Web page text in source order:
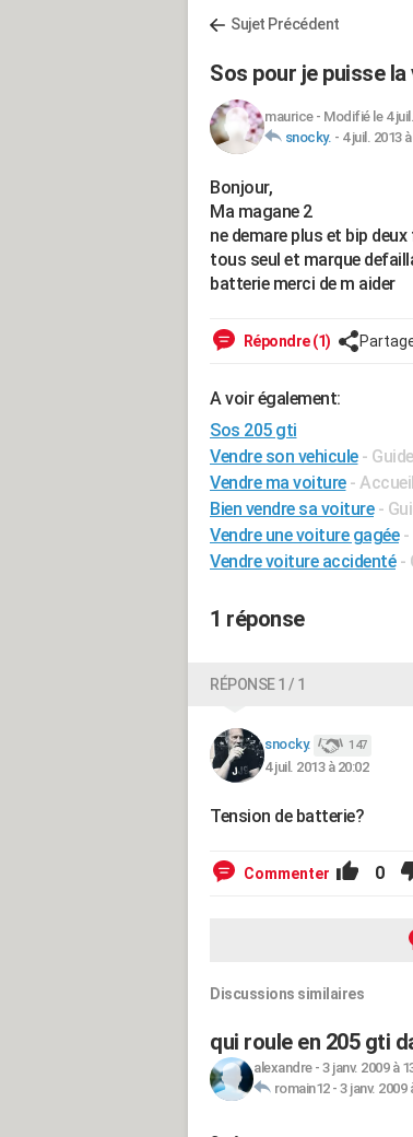
Sujet Précédent
Sos pour je puisse la
maurice- Modifié le 4
snocky. - 4 juil. 2013
Bonjour,
Ma magane 2
ne demare plus et bip
tous seul et marque
batterie merci de m aider
Répondre (1)
A voir également:
Sos 205 gti
Vendre son vehicule - Guide
Vendre ma voiture -
Bien vendre sa voiture -
Vendre une voiture gagée -
Vendre voiture accidenté -
1 réponse
RÉPONSE 1 / 1
snocky. 147
4 juil. 2013 à 20:02
Tension de batterie?
Commenter 0
Discussions similaires
qui roule en 205 gti
alexandre- 3 janv. 2009 à
romain12- 3 janv. 2009